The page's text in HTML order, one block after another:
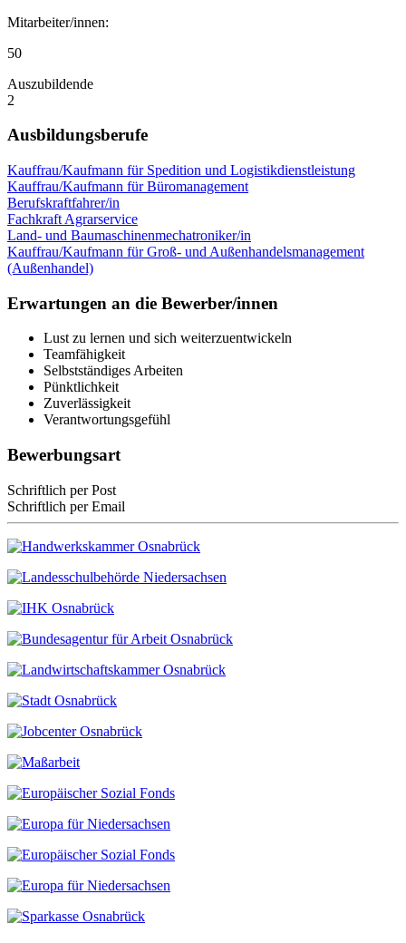
Mitarbeiter/innen:
50
Auszubildende
2
Ausbildungsberufe
Kauffrau/Kaufmann für Spedition und Logistikdienstleistung
Kauffrau/Kaufmann für Büromanagement
Berufskraftfahrer/in
Fachkraft Agrarservice
Land- und Baumaschinenmechatroniker/in
Kauffrau/Kaufmann für Groß- und Außenhandelsmanagement
(Außenhandel)
Erwartungen an die Bewerber/innen
Lust zu lernen und sich weiterzuentwickeln
Teamfähigkeit
Selbstständiges Arbeiten
Pünktlichkeit
Zuverlässigkeit
Verantwortungsgefühl
Bewerbungsart
Schriftlich per Post
Schriftlich per Email